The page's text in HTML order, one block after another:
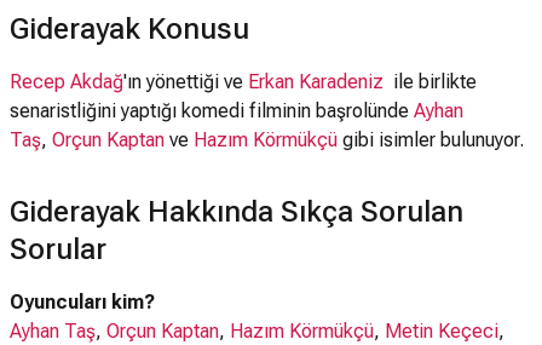
Giderayak Konusu
Recep Akdağ'ın yönettiği ve Erkan Karadeniz ile birlikte
senaristliğini yaptığı komedi filminin başrolünde Ayhan
Taş, Orçun Kaptan ve Hazım Körmükçü gibi isimler bulunuyor.
Giderayak Hakkında Sıkça Sorulan
Sorular
Oyuncuları kim?
Ayhan Taş, Orçun Kaptan, Hazım Körmükçü, Metin Keçeci,